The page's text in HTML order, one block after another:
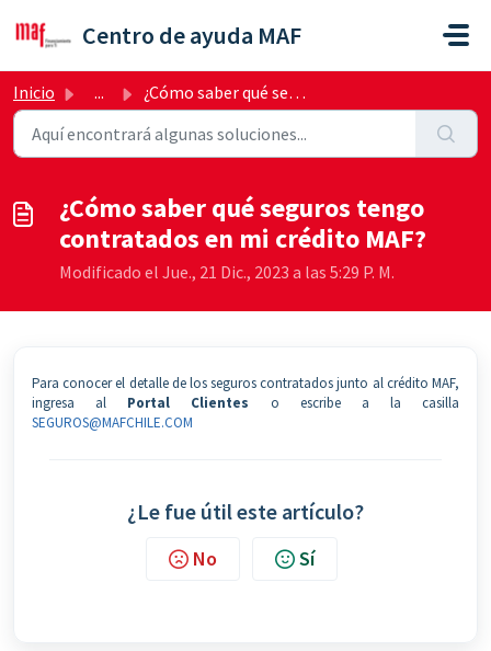
Centro de ayuda MAF
Inicio ... ¿Cómo saber qué seguros tengo contratados en mi crédito MAF?
¿Cómo saber qué seguros tengo
contratados en mi crédito MAF?
Modificado el Jue., 21 Dic., 2023 a las 5:29 P. M.
Para conocer el detalle de los seguros contratados junto al crédito MAF,
ingresa al Portal Clientes o escribe a la casilla
SEGUROS@MAFCHILE.COM
¿Le fue útil este artículo?
No Sí